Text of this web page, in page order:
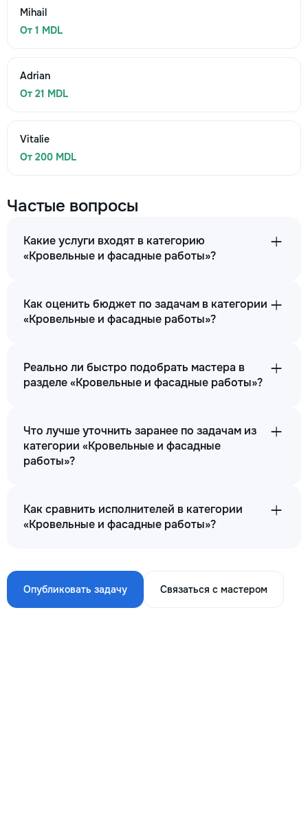
Mihail
От 1 MDL
Adrian
От 21 MDL
Vitalie
От 200 MDL
Частые вопросы
Какие услуги входят в категорию
«Кровельные и фасадные работы»?
Как оценить бюджет по задачам в категории
«Кровельные и фасадные работы»?
Реально ли быстро подобрать мастера в
разделе «Кровельные и фасадные работы»?
Что лучше уточнить заранее по задачам из
категории «Кровельные и фасадные
работы»?
Как сравнить исполнителей в категории
«Кровельные и фасадные работы»?
Опубликовать задачу Связаться с мастером